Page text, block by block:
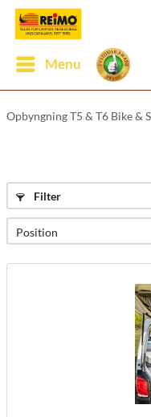
Menu
Opbyngning T5 & T6 Bike &
Filter